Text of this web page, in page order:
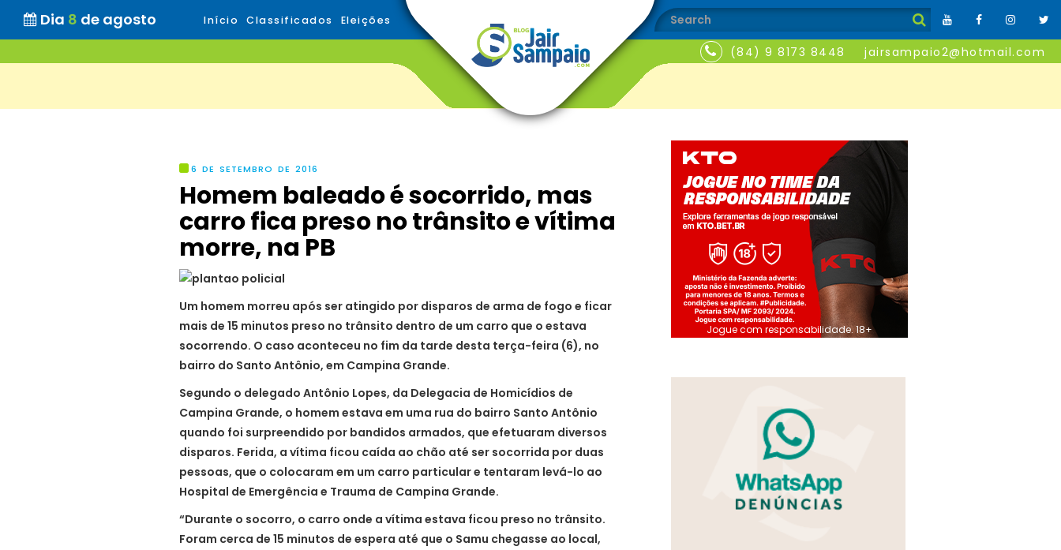
Dia 8 de agosto Início Classificados Eleições
(84) 9 8173 8448 jairsampaio2@hotmail.com
6 DE SETEMBRO DE 2016
Homem baleado é socorrido, mas
carro fica preso no trânsito e vítima
morre, na PB
Um homem morreu após ser atingido por disparos de arma de fogo e ficar
mais de 15 minutos preso no trânsito dentro de um carro que o estava
socorrendo. O caso aconteceu no fim da tarde desta terça-feira (6), no
bairro do Santo Antônio, em Campina Grande.
Segundo o delegado Antônio Lopes, da Delegacia de Homicídios de
Campina Grande, o homem estava em uma rua do bairro Santo Antônio
quando foi surpreendido por bandidos armados, que efetuaram diversos
disparos. Ferida, a vítima ficou caída ao chão até ser socorrida por duas
pessoas, que o colocaram em um carro particular e tentaram levá-lo ao
Hospital de Emergência e Trauma de Campina Grande.
“Durante o socorro, o carro onde a vítima estava ficou preso no trânsito.
Foram cerca de 15 minutos de espera até que o Samu chegasse ao local,
Jogue com responsabilidade. 18+